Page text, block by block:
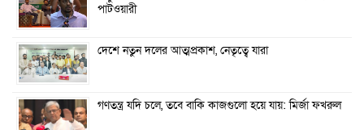
পাটওয়ারী
দেশে নতুন দলের আত্মপ্রকাশ, নেতৃত্বে যারা
গণতন্ত্র যদি চলে, তবে বাকি কাজগুলো হয়ে যায়: মির্জা ফখরুল